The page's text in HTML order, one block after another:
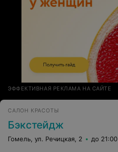
ЭФФЕКТИВНАЯ РЕКЛАМА НА САЙТЕ
САЛОН КРАСОТЫ
Бэкстейдж
Гомель, ул. Речицкая, 2 до 21:00